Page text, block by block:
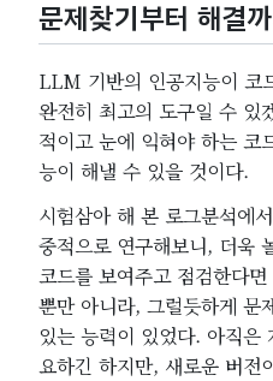
문제찾기부터 해결까
LLM 기반의 인공지능이 코
완전히 최고의 도구일 수 있
적이고 눈에 익혀야 하는 코
능이 해낼 수 있을 것이다.
시험삼아 해 본 로그분석에
중적으로 연구해보니, 더욱
코드를 보여주고 점검한다
뿐만 아니라, 그럴듯하게 문
있는 능력이 있었다. 아직은
요하긴 하지만, 새로운 버전